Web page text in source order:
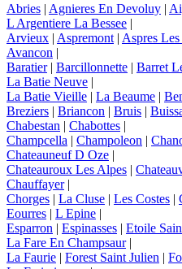
Abries | Agnieres En Devoluy |
L Argentiere La Bessee |
Arvieux | Aspremont | Aspres
Avancon |
Baratier | Barcillonnette | Barret
La Batie Neuve |
La Batie Vieille | La Beaume |
Breziers | Briancon | Bruis |
Chabestan | Chabottes |
Champcella | Champoleon |
Chateauneuf D Oze |
Chateauroux Les Alpes |
Chauffayer |
Chorges | La Cluse | Les Costes |
Eourres | L Epine |
Esparron | Espinasses | Etoile
La Fare En Champsaur |
La Faurie | Forest Saint Julien |